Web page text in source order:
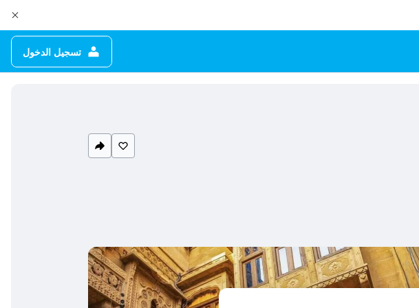
تسجيل الدخول